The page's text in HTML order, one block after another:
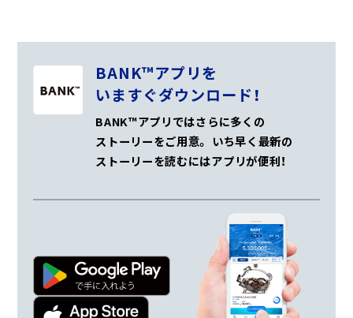
BANK™アプリを
いますぐダウンロード！
BANK™アプリではさらに多くの
ストーリーをご用意。 いち早く最新の
ストーリーを読むにはアプリが便利！